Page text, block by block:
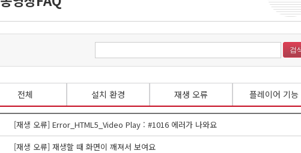
전체 설치 환경 재생 오류 플레이어 기능
[재생 오류] Error_HTML5_Video Play : #1016 에러가 나와요
[재생 오류] 재생할 때 화면이 깨져서 보여요